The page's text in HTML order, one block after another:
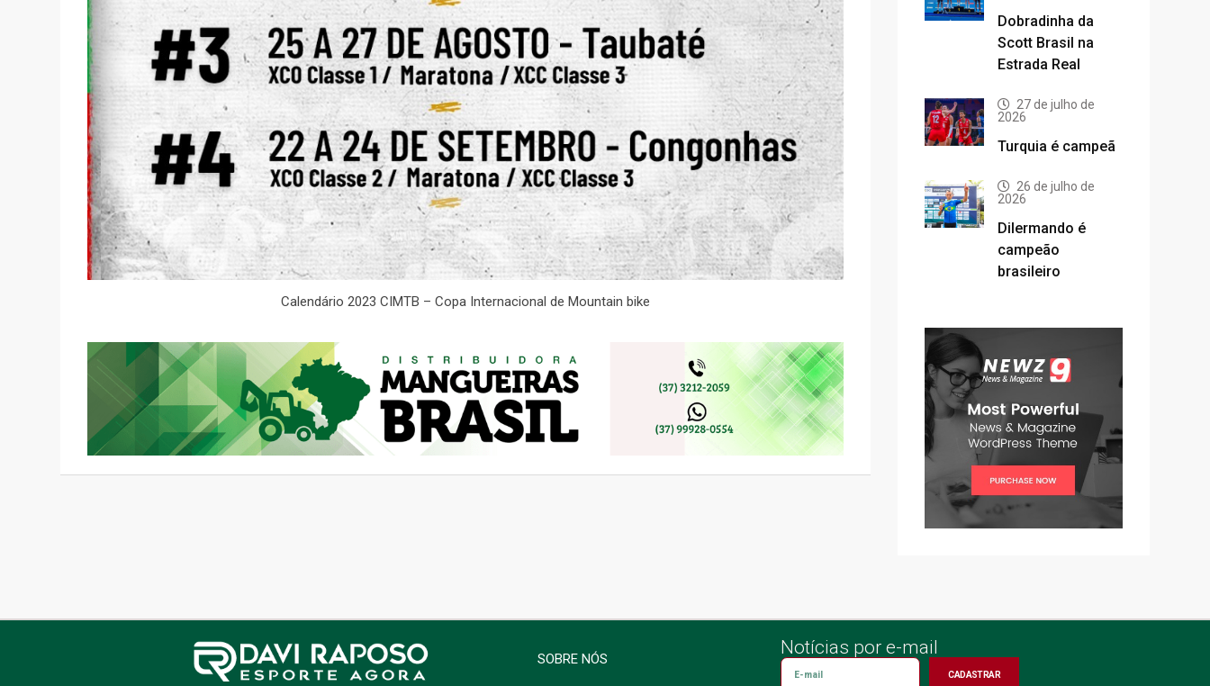
Calendário 2023 CIMTB – Copa Internacional de Mountain bike
Dobradinha da
Scott Brasil na
Estrada Real
27 de julho de
2026
Turquia é campeã
26 de julho de
2026
Dilermando é
campeão
brasileiro
SOBRE NÓS
Notícias por e-mail
CADASTRAR